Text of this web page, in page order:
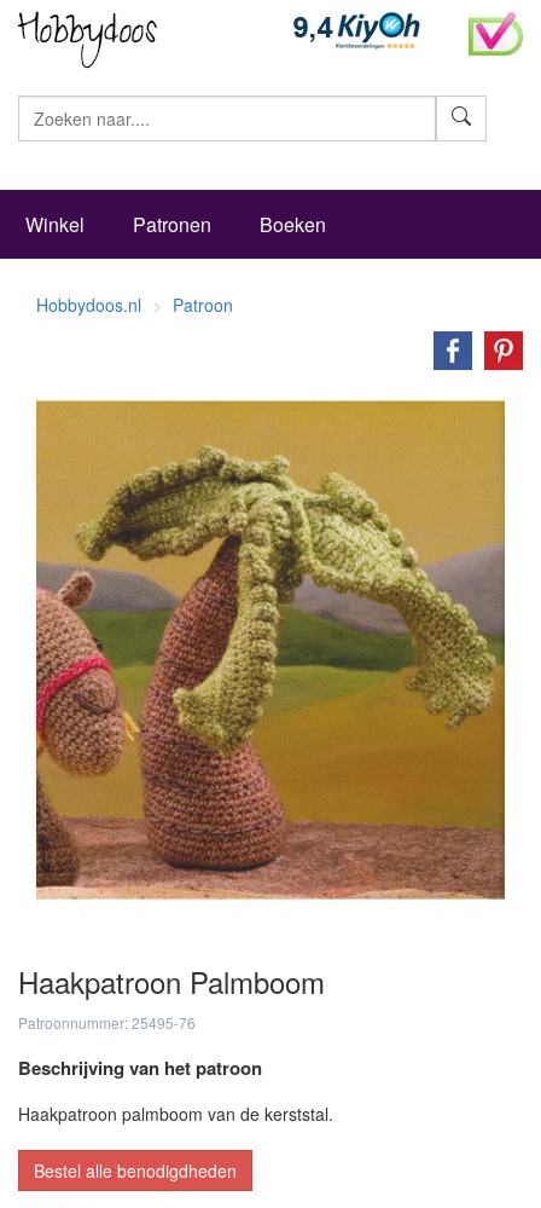
Winkel Patronen Boeken
Hobbydoos.nl Patroon
Haakpatroon Palmboom
Patroonnummer: 25495-76
Beschrijving van het patroon
Haakpatroon palmboom van de kerststal.
Bestel alle benodigdheden